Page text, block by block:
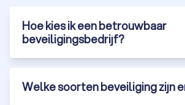
Hoe kies ik een betrouwbaar
beveiligingsbedrijf?
Welke soorten beveiliging zijn